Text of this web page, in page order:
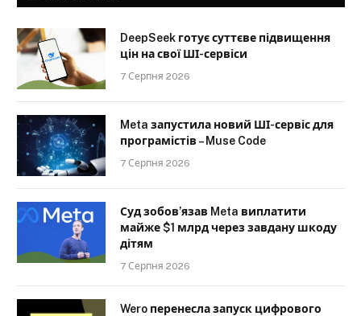
DeepSeek готує суттєве підвищення
цін на свої ШІ-сервіси
7 Серпня 2026
Meta запустила новий ШІ-сервіс для
програмістів – Muse Code
7 Серпня 2026
Суд зобов’язав Meta виплатити
майже $1 млрд через завдану шкоду
дітям
7 Серпня 2026
Wero перенесла запуск цифрового